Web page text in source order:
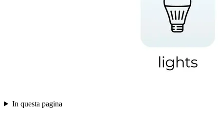
In questa pagina